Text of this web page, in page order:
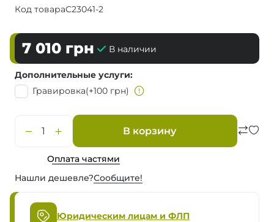
Код товараC23041-2
7 010 грн В наличии
Дополнительные услуги
Гравировка(+100 грн)
В корзину
Оплата частями
Нашли дешевле?Сообщите!
Юридическим лицам и ФЛП